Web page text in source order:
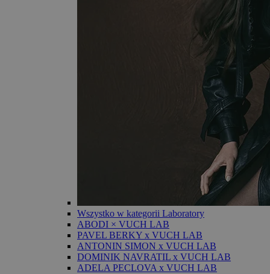
Wszystko w kategorii Laboratory
ABODI × VUCH LAB
PAVEL BERKY x VUCH LAB
ANTONIN SIMON x VUCH LAB
DOMINIK NAVRATIL x VUCH LAB
ADELA PECLOVA x VUCH LAB